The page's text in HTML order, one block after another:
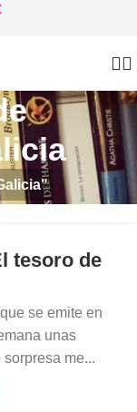
tesoro de
se emite en
unas
me...